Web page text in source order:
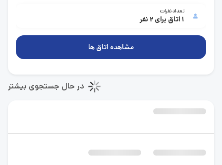
تعداد نفرات
1 اتاق برای 2 نفر
مشاهده اتاق ها
در حال جستجوی بیشتر